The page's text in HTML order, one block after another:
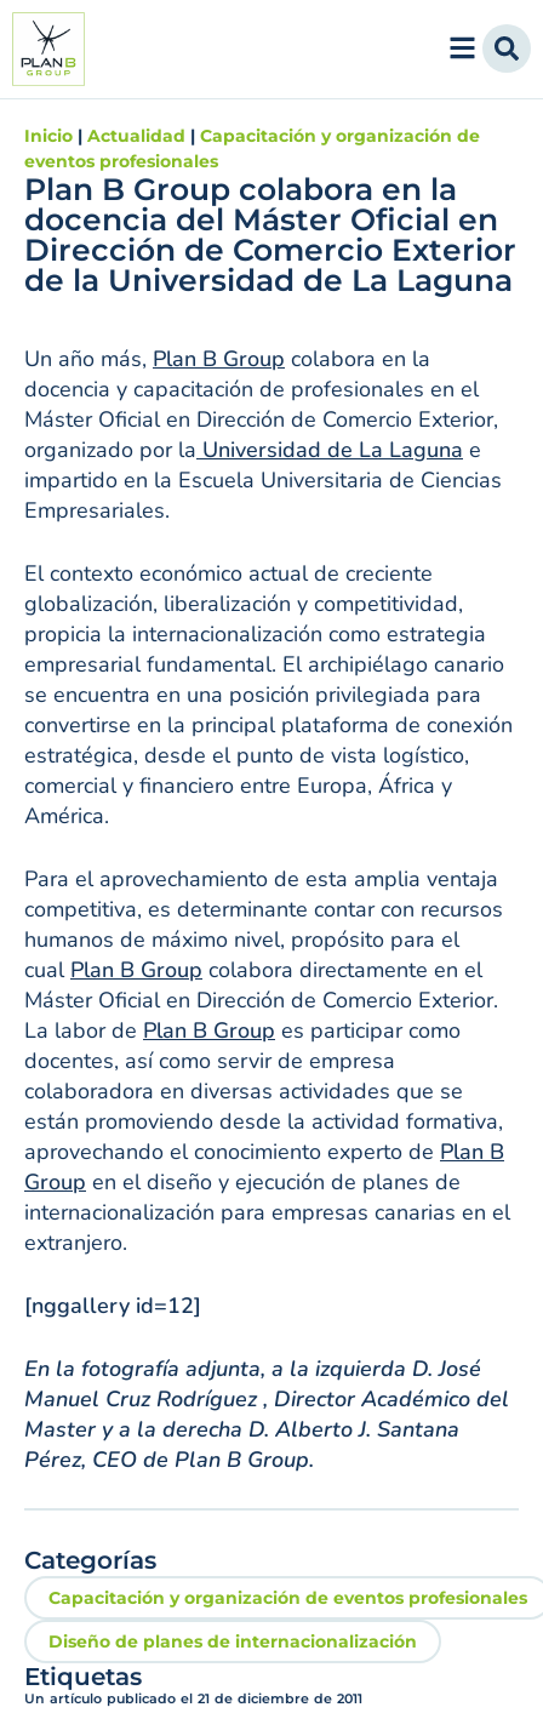
Inicio | Actualidad | Capacitación y organización de
eventos profesionales
Plan B Group colabora en la
docencia del Máster Oficial en
Dirección de Comercio Exterior
de la Universidad de La Laguna
Un año más, Plan B Group colabora en la
docencia y capacitación de profesionales en el
Máster Oficial en Dirección de Comercio Exterior,
organizado por la Universidad de La Laguna e
impartido en la Escuela Universitaria de Ciencias
Empresariales.
El contexto económico actual de creciente
globalización, liberalización y competitividad,
propicia la internacionalización como estrategia
empresarial fundamental. El archipiélago canario
se encuentra en una posición privilegiada para
convertirse en la principal plataforma de conexión
estratégica, desde el punto de vista logístico,
comercial y financiero entre Europa, África y
América.
Para el aprovechamiento de esta amplia ventaja
competitiva, es determinante contar con recursos
humanos de máximo nivel, propósito para el
cual Plan B Group colabora directamente en el
Máster Oficial en Dirección de Comercio Exterior.
La labor de Plan B Group es participar como
docentes, así como servir de empresa
colaboradora en diversas actividades que se
están promoviendo desde la actividad formativa,
aprovechando el conocimiento experto de Plan B
Group en el diseño y ejecución de planes de
internacionalización para empresas canarias en el
extranjero.
[nggallery id=12]
En la fotografía adjunta, a la izquierda D. José
Manuel Cruz Rodríguez , Director Académico del
Master y a la derecha D. Alberto J. Santana
Pérez, CEO de Plan B Group.
Categorías
Capacitación y organización de eventos profesionales
Diseño de planes de internacionalización
Etiquetas
Un artículo publicado el 21 de diciembre de 2011